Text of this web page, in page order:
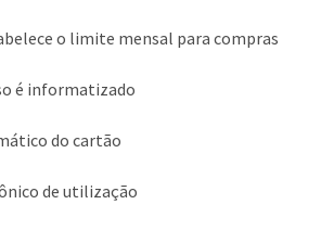
o limite mensal para compras
é informatizado
do cartão
de utilização